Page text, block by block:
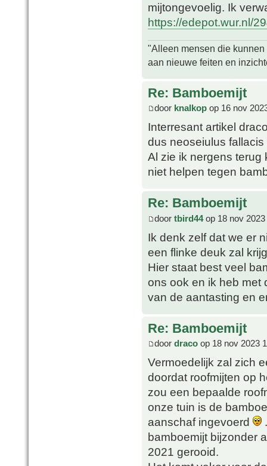
mijtongevoelig. Ik
https://edepot.wur.nl/
"Alleen mensen die
aan nieuwe feiten en
Re: Bamboemijt
door knalkop op 16 nov
Interresant artikel
dus neoseiulus
Al zie ik nergens terug
niet helpen tegen
Re: Bamboemijt
door tbird44op 18 nov 2023
Ik denk zelf dat we er
een flinke deuk zal
Hier staat best veel
ons ook en ik heb met
van de aantasting en
Re: Bamboemijt
door draco op 18 nov 2023
Vermoedelijk zal zich
doordat roofmijten op
zou een bepaalde
onze tuin is de
aanschaf ingevoerd
bamboemijt bijzonder
2021 gerooid.